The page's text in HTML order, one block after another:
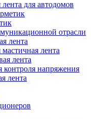
для автодомов
отрасли
лента
лента
лента
контроля напряжения
лента